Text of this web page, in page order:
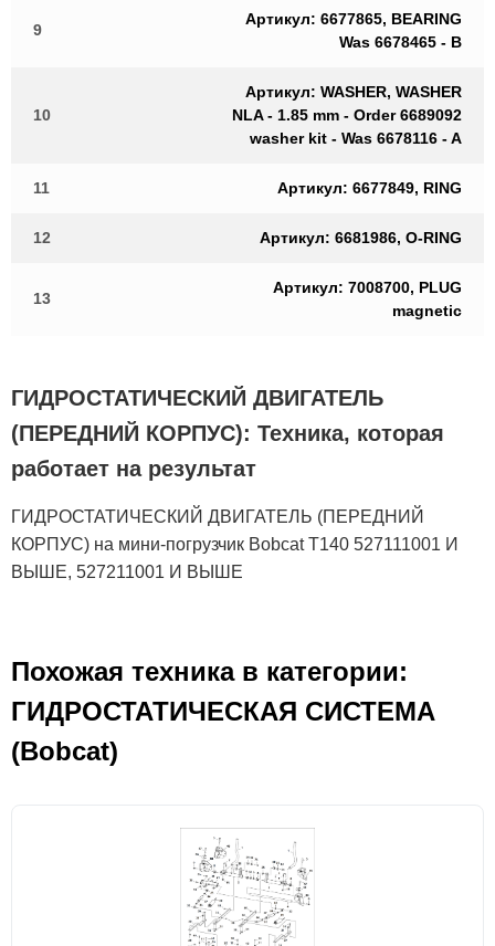
9
Артикул: 6677865, BEARING
Was 6678465 - B
10
Артикул: WASHER, WASHER
NLA - 1.85 mm - Order 6689092
washer kit - Was 6678116 - A
11 Артикул: 6677849, RING
12 Артикул: 6681986, O-RING
13
Артикул: 7008700, PLUG
magnetic
ГИДРОСТАТИЧЕСКИЙ ДВИГАТЕЛЬ
(ПЕРЕДНИЙ КОРПУС): Техника, которая
работает на результат
ГИДРОСТАТИЧЕСКИЙ ДВИГАТЕЛЬ (ПЕРЕДНИЙ
КОРПУС) на мини-погрузчик Bobcat T140 527111001 И
ВЫШЕ, 527211001 И ВЫШЕ
Похожая техника в категории:
ГИДРОСТАТИЧЕСКАЯ СИСТЕМА
(Bobcat)